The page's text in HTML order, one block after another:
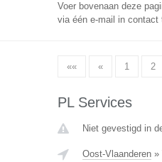
Voer bovenaan deze
via één e-mail in contact
«« « 1 2
PL Services
Niet gevestigd in
Oost-Vlaanderen»